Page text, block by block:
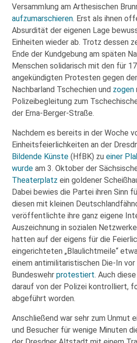
Versammlung am Arthesischen
aufzumarschieren. Erst als ihnen
Absurdität der eigenen Lage
Einheiten wieder ab. Trotz dessen
Ende der Kundgebung am späten
Menschen solidarisch mit den für
angekündigten Protesten gegen
Nachbarland Tschechien und zogen
Polizeibegleitung zum
der Erna-Berger-Straße.
Nachdem es bereits in der Woche
Einheitsfeierlichkeiten an der
Bildende Künste (HfBK) zu einer
wurde am 3. Oktober der
Theaterplatz ein goldener
Dabei bewies die Partei ihren Sinn
diesen mit kleinen
veröffentlichte ihre ganz eigene
Auszeichnung in sozialen
hatten auf der eigens für die
eingerichteten „Blaulichtmeile“
einem antimilitaristischen Die-In
Bundeswehr protestiert. Auch
darauf von der Polizei kontrolliert,
abgeführt worden.
Anschließend war sehr zum Unmut
und Besucher für wenige Minuten